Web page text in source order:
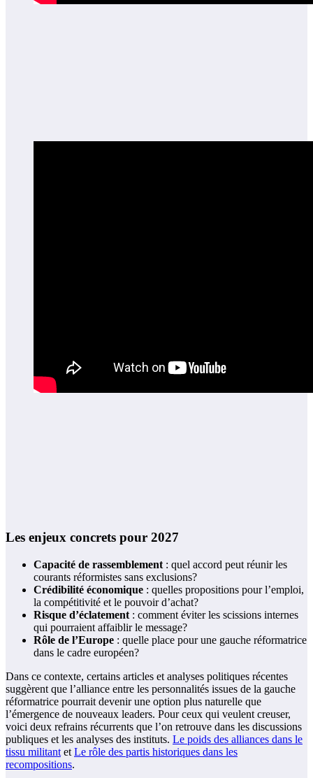
Les enjeux concrets pour 2027
Capacité de rassemblement : quel accord peut réunir les
courants réformistes sans exclusions?
Crédibilité économique : quelles propositions pour l’emploi,
la compétitivité et le pouvoir d’achat?
Risque d’éclatement : comment éviter les scissions internes
qui pourraient affaiblir le message?
Rôle de l’Europe : quelle place pour une gauche réformatrice
dans le cadre européen?
Dans ce contexte, certains articles et analyses politiques récentes
suggèrent que l’alliance entre les personnalités issues de la gauche
réformatrice pourrait devenir une option plus naturelle que
l’émergence de nouveaux leaders. Pour ceux qui veulent creuser,
voici deux refrains récurrents que l’on retrouve dans les discussions
publiques et les analyses des instituts. Le poids des alliances dans le
tissu militant et Le rôle des partis historiques dans les
recompositions.